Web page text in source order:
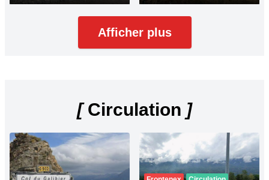
Afficher plus
[Circulation ]